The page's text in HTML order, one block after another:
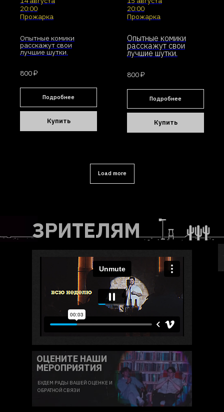
20:00
Прожарка
Опытные комики
расскажут свои
лучшие шутки.
800 ₽
Подробнее
Купить
20:00
Прожарка
Опытные комики
расскажут свои
лучшие шутки.
800 ₽
Подробнее
Купить
Load more
ЗРИТЕЛЯМ
БУДЕМ РАДЫ ВАШЕЙ ОЦЕНКЕ И
ОБРАТНОЙ СВЯЗИ
ОЦЕНИТЕ НАШИ
МЕРОПРИЯТИЯ